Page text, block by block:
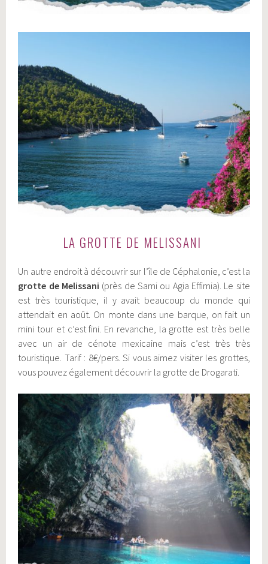
LA GROTTE DE MELISSANI
Un autre endroit à découvrir sur l’île de Céphalonie, c’est la
grotte de Melissani (près de Sami ou Agia Effimia). Le site
est très touristique, il y avait beaucoup du monde qui
attendait en août. On monte dans une barque, on fait un
mini tour et c’est fini. En revanche, la grotte est très belle
avec un air de cénote mexicaine mais c’est très très
touristique. Tarif : 8€/pers. Si vous aimez visiter les grottes,
vous pouvez également découvrir la grotte de Drogarati.